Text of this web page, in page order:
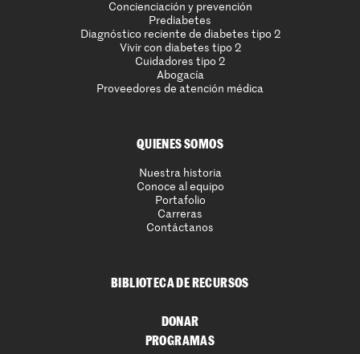
Concienciación y prevención
Prediabetes
Diagnóstico reciente de diabetes tipo 2
Vivir con diabetes tipo 2
Cuidadores tipo 2
Abogacía
Proveedores de atención médica
QUIENES SOMOS
Nuestra historia
Conoce al equipo
Portafolio
Carreras
Contáctanos
BIBLIOTECA DE RECURSOS
DONAR
PROGRAMAS